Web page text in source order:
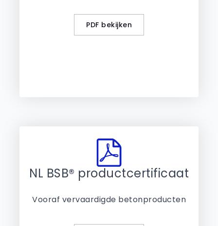
PDF bekijken
NL BSB® productcertificaat
Vooraf vervaardigde betonproducten